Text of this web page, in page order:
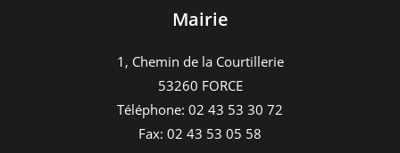
Mairie
1, Chemin de la Courtillerie
53260 FORCE
Téléphone: 02 43 53 30 72
Fax: 02 43 53 05 58